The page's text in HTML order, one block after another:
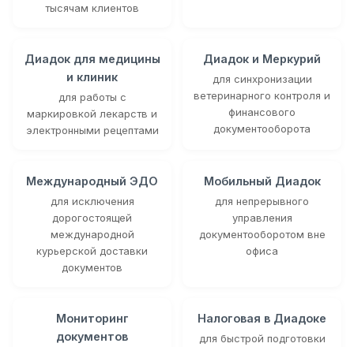
тысячам клиентов
Диадок для медицины
и клиник
для работы с
маркировкой лекарств и
электронными рецептами
Диадок и Меркурий
для синхронизации
ветеринарного контроля и
финансового
документооборота
Международный ЭДО
для исключения
дорогостоящей
международной
курьерской доставки
документов
Мобильный Диадок
для непрерывного
управления
документооборотом вне
офиса
Мониторинг
документов
Налоговая в Диадоке
для быстрой подготовки